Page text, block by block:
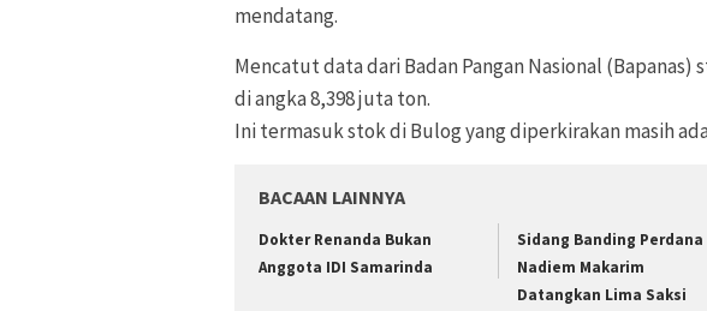
mendatang.
Mencatut data dari Badan Pangan Nasional (Bapanas)
di angka 8,398 juta ton.
Ini termasuk stok di Bulog yang diperkirakan masih
BACAAN LAINNYA
Dokter Renanda Bukan
Anggota IDI Samarinda
Sidang Banding Perdana
Nadiem Makarim
Datangkan Lima Saksi